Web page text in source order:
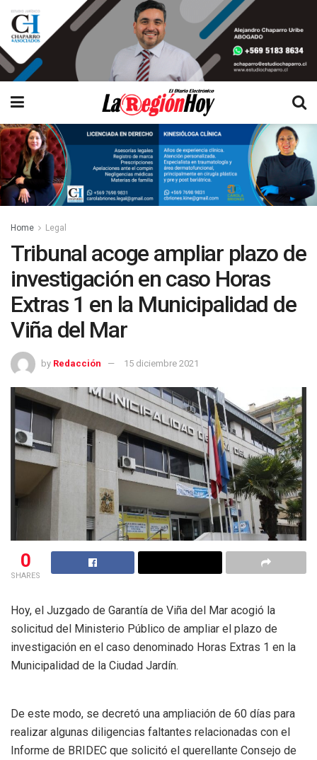
Home Legal
Tribunal acoge ampliar plazo de
investigación en caso Horas
Extras 1 en la Municipalidad de
Viña del Mar
by Redacción 15 diciembre 2021
0
SHARES
Hoy, el Juzgado de Garantía de Viña del Mar acogió la
solicitud del Ministerio Público de ampliar el plazo de
investigación en el caso denominado Horas Extras 1 en la
Municipalidad de la Ciudad Jardín.
De este modo, se decretó una ampliación de 60 días para
realizar algunas diligencias faltantes relacionadas con el
Informe de BRIDEC que solicitó el querellante Consejo de